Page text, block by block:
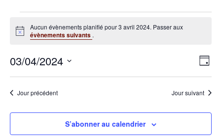
for
3
avril
2024
Notice
Aucun évènements planifié pour 3 avril 2024. Passer aux
évènements suivants .
Jour
03/04/2024
date.Jour précédent Jour suivant
S’abonner au calendrier